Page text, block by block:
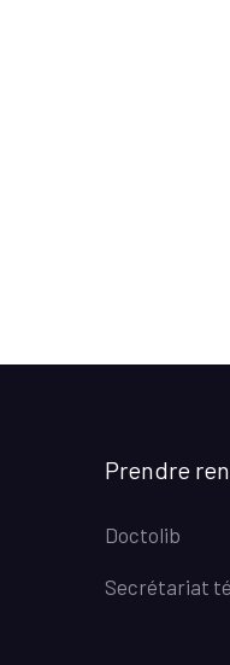
Prendre
Doctolib
Secrétariat